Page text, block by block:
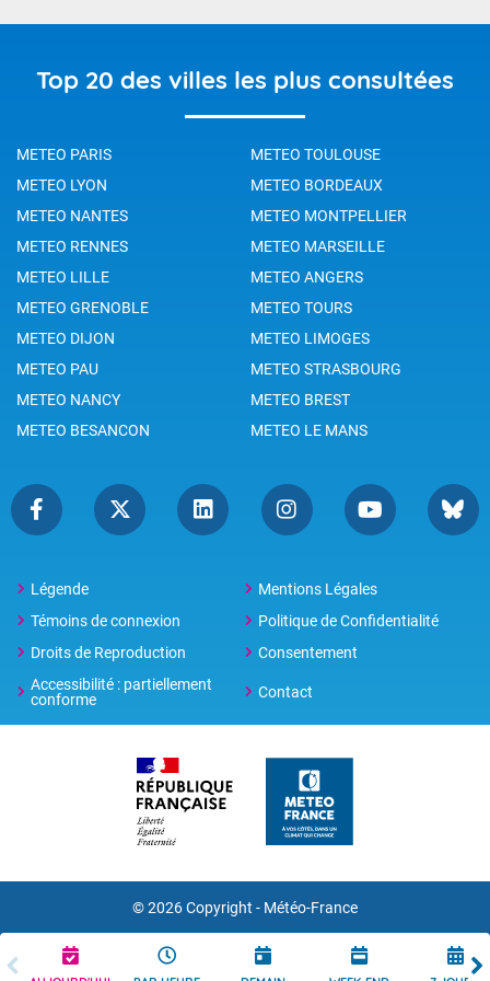
Top 20 des villes les plus consultées
METEO PARIS
METEO TOULOUSE
METEO LYON
METEO BORDEAUX
METEO NANTES
METEO MONTPELLIER
METEO RENNES
METEO MARSEILLE
METEO LILLE
METEO ANGERS
METEO GRENOBLE
METEO TOURS
METEO DIJON
METEO LIMOGES
METEO PAU
METEO STRASBOURG
METEO NANCY
METEO BREST
METEO BESANCON
METEO LE MANS
Légende
Mentions Légales
Témoins de connexion
Politique de Confidentialité
Droits de Reproduction
Consentement
Accessibilité : partiellement
conforme
Contact
© 2026 Copyright - Météo-France